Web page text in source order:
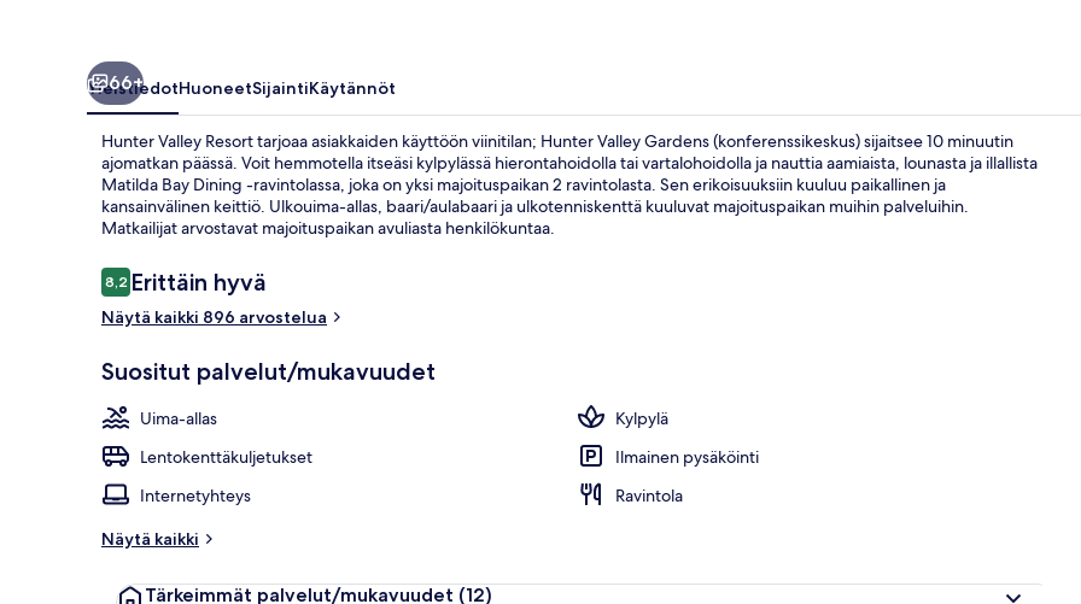
66+
YleistiedotHuoneetSijaintiKäytännöt
Hunter Valley Resort tarjoaa asiakkaiden käyttöön viinitilan; Hunter Valley Gardens (konferenssikeskus) sijaitsee 10 minuutin
ajomatkan päässä. Voit hemmotella itseäsi kylpylässä hierontahoidolla tai vartalohoidolla ja nauttia aamiaista, lounasta ja illallista
Matilda Bay Dining -ravintolassa, joka on yksi majoituspaikan 2 ravintolasta. Sen erikoisuuksiin kuuluu paikallinen ja
kansainvälinen keittiö. Ulkouima-allas, baari/aulabaari ja ulkotenniskenttä kuuluvat majoituspaikan muihin palveluihin.
Matkailijat arvostavat majoituspaikan avuliasta henkilökuntaa.
Arvostelut
8,28,2 kautta 10.
Erittäin hyvä
Näytä kaikki 896 arvostelua
Suositut palvelut/mukavuudet
Uima-allas
Kylpylä
Lentokenttäkuljetukset
Ilmainen pysäköinti
Internetyhteys
Ravintola
Näytä kaikki
Tärkeimmät palvelut/mukavuudet (12)